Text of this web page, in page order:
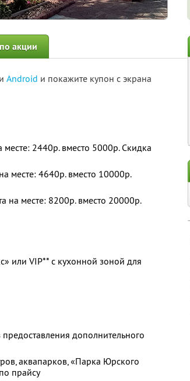
акции
Android и покажите купон с экрана
2440р. вместо 5000р. Скидка
месте: 4640р. вместо 10000р.
на месте: 8200р. вместо 20000р.
или VIP** с кухонной зоной для
дополнительного
аквапарков, «Парка Юрского
прайсу